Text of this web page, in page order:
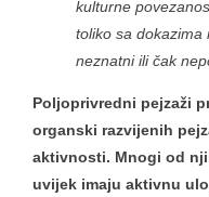
kulturne
toliko sa dokazima
neznatni ili čak
Poljoprivredni pejzaži
organski razvijenih
aktivnosti. Mnogi od
uvijek imaju aktivnu